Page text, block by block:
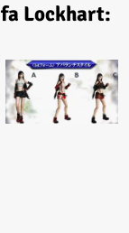
Lockhart: